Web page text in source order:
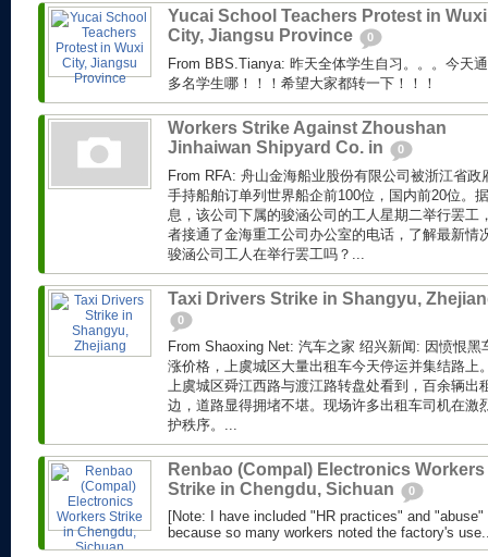
Yucai School Teachers Protest in Wuxi
City, Jiangsu Province
0
From BBS.Tianya: 昨天全体学生自习。。。今天
多名学生哪！！！希望大家都转一下！！！
Workers Strike Against Zhoushan
Jinhaiwan Shipyard Co. in
0
From RFA: 舟山金海船业股份有限公司被浙江省
手持船舶订单列世界船企前100位，国内前20位。
息，该公司下属的骏涵公司的工人星期二举行罢工
者接通了金海重工公司办公室的电话，了解最新情
骏涵公司工人在举行罢工吗？...
Taxi Drivers Strike in Shangyu,
0
From Shaoxing Net: 汽车之家 绍兴新闻: 因愤恨黑
涨价格，上虞城区大量出租车今天停运并集结路上
上虞城区舜江西路与渡江路转盘处看到，百余辆出
边，道路显得拥堵不堪。现场许多出租车司机在激
护秩序。...
Renbao (Compal) Electronics Workers
Strike in Chengdu, Sichuan
0
[Note: I have included "HR practices" and
because so many workers noted the factory's